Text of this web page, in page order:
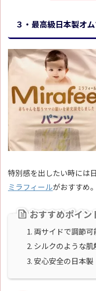
３・最高級日本製オ
特別感を出したい時には
ミラフィールがおすすめ。
おすすめポイン
両サイドで調節
シルクのような
安心安全の日本製